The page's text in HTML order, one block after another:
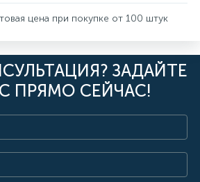
цена при покупке от 100 штук
ЗАДАЙТЕ
ПРЯМО СЕЙЧАС!